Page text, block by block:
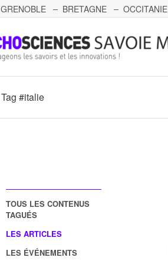
GRENOBLE BRETAGNE OCCITANIE
Tag #italie
TOUS LES CONTENUS
TAGUÉS
LES ARTICLES
LES ÉVÉNEMENTS